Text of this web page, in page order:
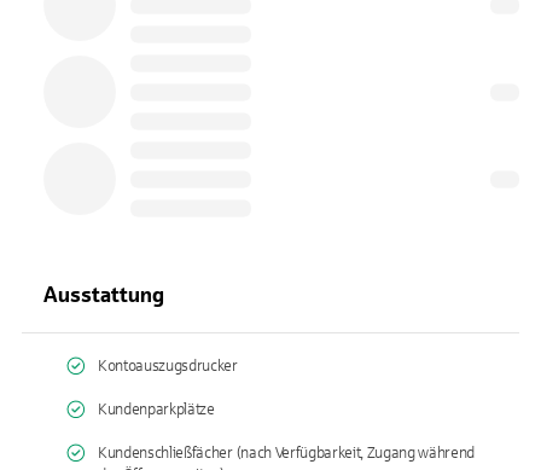
Ausstattung
Kontoauszugsdrucker
Kundenparkplätze
Kundenschließfächer (nach Verfügbarkeit, Zugang während